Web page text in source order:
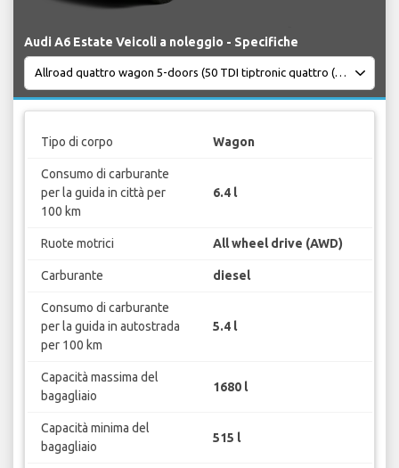
Audi A6 Estate Veicoli a noleggio - Specifiche
Tipo di corpo Wagon
Consumo di carburante
per la guida in città per
100 km
6.4 l
Ruote motrici All wheel drive (AWD)
Carburante diesel
Consumo di carburante
per la guida in autostrada
per 100 km
5.4 l
Capacità massima del
bagagliaio
1680 l
Capacità minima del
bagagliaio
515 l